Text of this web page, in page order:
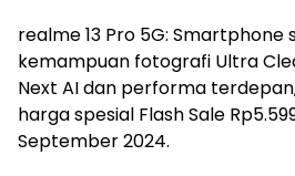
realme 13 Pro 5G: Smartphone
kemampuan fotografi Ultra
Next AI dan performa
harga spesial Flash Sale
September 2024.